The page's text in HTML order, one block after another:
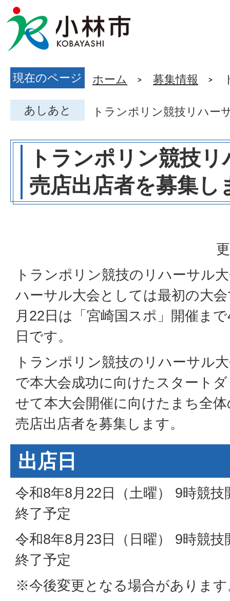
現在のページ ホーム 募集情報
あしあと トランポリン競技リハー
トランポリン競技
売店出店者を募集し
トランポリン競技のリハーサル
ハーサル大会としては最初の大
月22日は「宮崎国スポ」開催ま
日です。
トランポリン競技のリハーサル
で本大会成功に向けたスタート
せて本大会開催に向けたまち全
売店出店者を募集します。
出店日
令和8年8月22日（土曜） 9時競
終了予定
令和8年8月23日（日曜） 9時競
終了予定
※今後変更となる場合があります